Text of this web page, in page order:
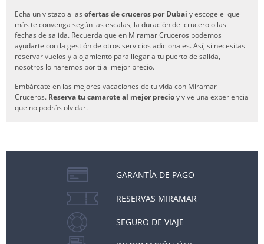
Echa un vistazo a las ofertas de cruceros por Dubai y escoge el que
más te convenga según las escalas, la duración del crucero o las
fechas de salida. Recuerda que en Miramar Cruceros podemos
ayudarte con la gestión de otros servicios adicionales. Así, si necesitas
reservar vuelos y alojamiento para llegar a tu puerto de salida,
nosotros lo haremos por ti al mejor precio.
Embárcate en las mejores vacaciones de tu vida con Miramar
Cruceros. Reserva tu camarote al mejor precioy vive una experiencia
que no podrás olvidar.
GARANTÍA DE PAGO
RESERVAS MIRAMAR
SEGURO DE VIAJE